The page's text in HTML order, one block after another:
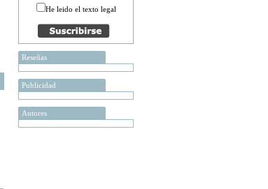
He leido el texto legal
Reseñas
Publicidad
Autores